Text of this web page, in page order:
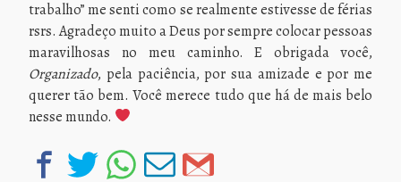
trabalho” me senti como se realmente estivesse de férias
rsrs. Agradeço muito a Deus por sempre colocar pessoas
maravilhosas no meu caminho. E obrigada você,
Organizado, pela paciência, por sua amizade e por me
querer tão bem. Você merece tudo que há de mais belo
nesse mundo.